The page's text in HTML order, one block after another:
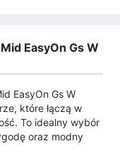
EasyOn Gs W
EasyOn Gs W
które łączą w
To idealny wybór
oraz modny